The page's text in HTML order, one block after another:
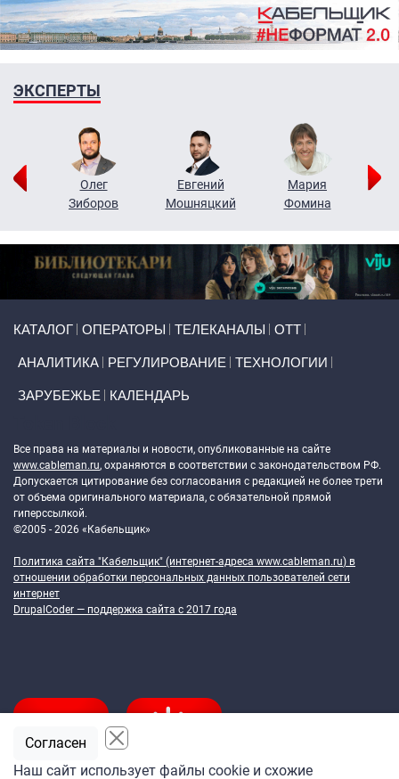
ЭКСПЕРТЫ
Олег
Зиборов
Евгений
Мошняцкий
Мария
Фомина
КАТАЛОГ ОПЕРАТОРЫ ТЕЛЕКАНАЛЫ ОТТ
АНАЛИТИКА РЕГУЛИРОВАНИЕ ТЕХНОЛОГИИ
ЗАРУБЕЖЬЕ КАЛЕНДАРЬ
Все права на материалы и новости, опубликованные на сайте
www.cableman.ru, охраняются в соответствии с законодательством РФ.
Допускается цитирование без согласования с редакцией не более трети
от объема оригинального материала, с обязательной прямой
гиперссылкой.
©2005 - 2026 «Кабельщик»
Политика сайта "Кабельщик" (интернет-адреса www.cableman.ru) в
отношении обработки персональных данных пользователей сети
интернет
DrupalCoder — поддержка сайта c 2017 года
Наш сайт использует файлы cookie и схожие
Согласен